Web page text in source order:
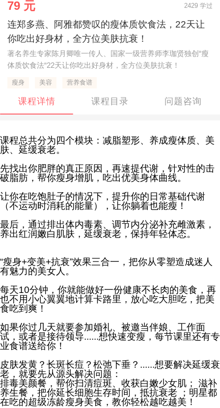
79 元 2429 学过
连郑多燕、阿雅都赞叹的瘦体质饮食法，22天让
你吃出好身材，全方位美肤抗衰！
著名养生专家陈月卿唯一传人、国家一级营养师李珈贤独创“瘦
体质饮食法“22天让你吃出好身材，全方位美肤抗衰！
瘦身 美容 营养食谱
课程详情 课程目录 问题咨询
课程总共分为四个模块： 减脂塑形、养成瘦体质、美
肤、延缓衰老。
先找出你肥胖的真正原因，再速提代谢，针对性的击
破脂肪，帮你瘦身增肌，吃出优美身体曲线。
让你在吃饱肚子的情况下，提升你的日常基础代谢
（不运动时消耗的能量），让你躺着也能瘦！
最后，通过排出体内毒素、调节内分泌补充雌激素，
养出红润嫩白肌肤，延缓衰老，保持年轻体态。
“瘦身+变美+抗衰”效果三合一，把你从零塑造成迷人
有魅力的美女人。
每天10分钟 ，你就能做好一份健康不长肉的美食，再
也不用小心翼翼地计算卡路里 ，放心吃大胆吃，把美
食吃到爽！
如果你过几天就要参加婚礼、被邀当伴娘、工作面
试，或者是接待领导......想快速变瘦，每节课里还有专
业食谱送给你！
皮肤发黄？长斑长痘？松弛下垂？......想要解决延缓衰
老，就要先从源头解决问题：
排毒美颜餐，帮你扫清痘斑、收获白嫩少女肌； 滋补
养生餐，把你延长细胞生存时间，抵抗衰老 ；明星都
在吃的超级冻龄瘦身美食，教你轻松越吃越美！